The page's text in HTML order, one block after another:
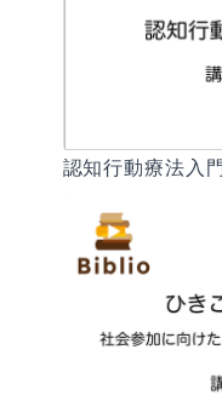
認知行動療法入